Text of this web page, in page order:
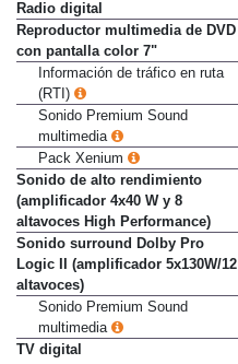
Radio digital
Reproductor multimedia de DVD
con pantalla color 7"
Información de tráfico en ruta
(RTI)
Sonido Premium Sound
multimedia
Pack Xenium
Sonido de alto rendimiento
(amplificador 4x40 W y 8
altavoces High Performance)
Sonido surround Dolby Pro
Logic II (amplificador 5x130W/12
altavoces)
Sonido Premium Sound
multimedia
TV digital